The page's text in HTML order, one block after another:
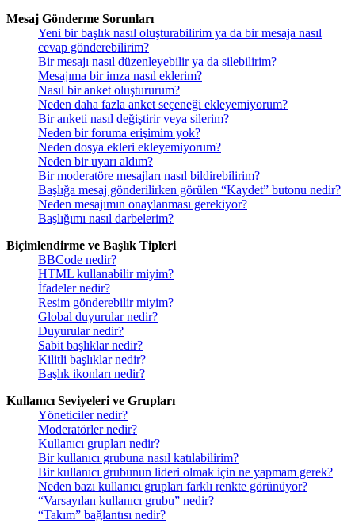
Mesaj Gönderme Sorunları
Yeni bir başlık nasıl oluşturabilirim ya da bir mesaja nasıl
cevap gönderebilirim?
Bir mesajı nasıl düzenleyebilir ya da silebilirim?
Mesajıma bir imza nasıl eklerim?
Nasıl bir anket oluştururum?
Neden daha fazla anket seçeneği ekleyemiyorum?
Bir anketi nasıl değiştirir veya silerim?
Neden bir foruma erişimim yok?
Neden dosya ekleri ekleyemiyorum?
Neden bir uyarı aldım?
Bir moderatöre mesajları nasıl bildirebilirim?
Başlığa mesaj gönderilirken görülen “Kaydet” butonu nedir?
Neden mesajımın onaylanması gerekiyor?
Başlığımı nasıl darbelerim?
Biçimlendirme ve Başlık Tipleri
BBCode nedir?
HTML kullanabilir miyim?
İfadeler nedir?
Resim gönderebilir miyim?
Global duyurular nedir?
Duyurular nedir?
Sabit başlıklar nedir?
Kilitli başlıklar nedir?
Başlık ikonları nedir?
Kullanıcı Seviyeleri ve Grupları
Yöneticiler nedir?
Moderatörler nedir?
Kullanıcı grupları nedir?
Bir kullanıcı grubuna nasıl katılabilirim?
Bir kullanıcı grubunun lideri olmak için ne yapmam gerek?
Neden bazı kullanıcı grupları farklı renkte görünüyor?
“Varsayılan kullanıcı grubu” nedir?
“Takım” bağlantısı nedir?